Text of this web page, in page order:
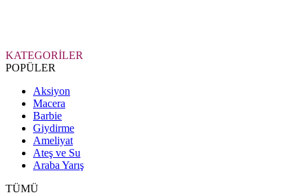
KATEGORİLER
POPÜLER
Aksiyon
Macera
Barbie
Giydirme
Ameliyat
Ateş ve Su
Araba Yarış
TÜMÜ